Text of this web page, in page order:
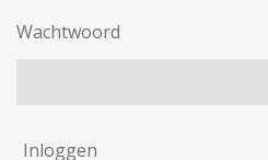
Wachtwoord
Inloggen